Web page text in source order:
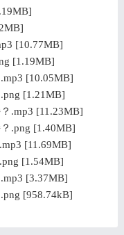
[10.77MB]
[1.19MB]
[10.05MB]
[1.21MB]
.mp3 [11.23MB]
.png [1.40MB]
[11.69MB]
[1.54MB]
[3.37MB]
[958.74kB]